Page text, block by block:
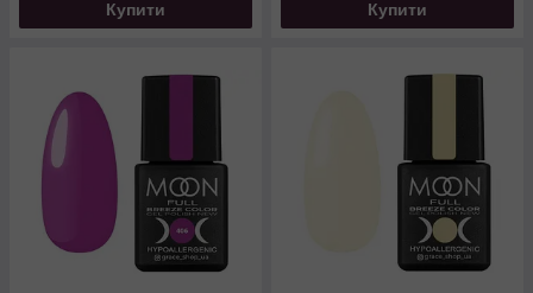
Купити Купити